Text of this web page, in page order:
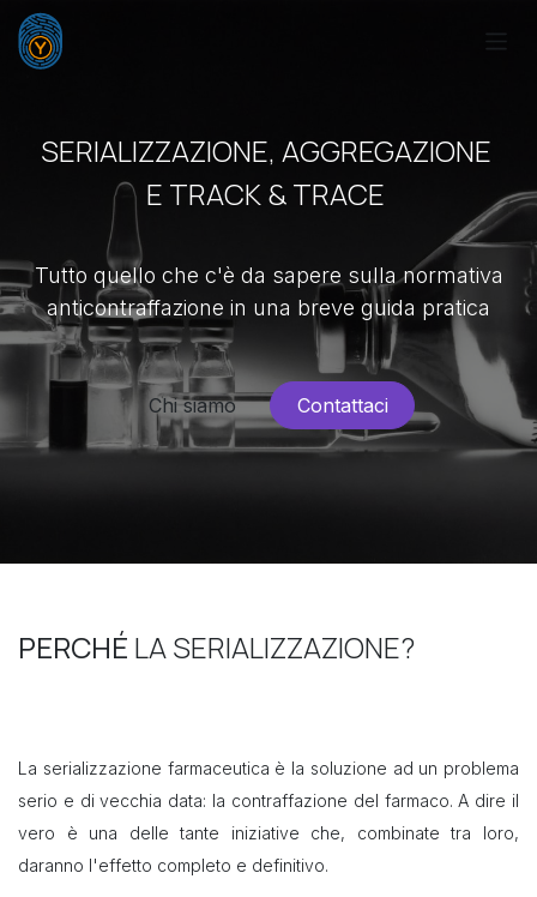
Skip to Content
SERIALIZZAZIONE, AGGREGAZIONE
E TRACK & TRACE
Tutto quello che c'è da sapere sulla normativa
anticontraffazione in una breve guida pratica
Chi siamo Contattaci
PERCHÉ LA SERIALIZZAZIONE?
La serializzazione farmaceutica è la soluzione ad un problema
serio e di vecchia data: la contraffazione del farmaco. A dire il
vero è una delle tante iniziative che, combinate tra loro,
daranno l'effetto completo e definitivo.